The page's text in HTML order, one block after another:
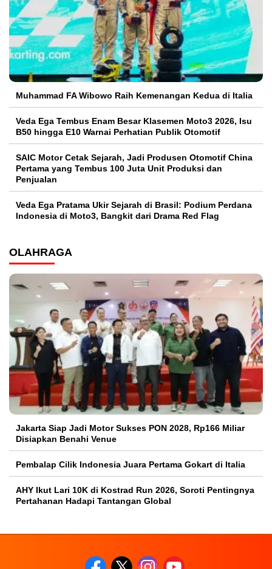
Muhammad FA Wibowo Raih Kemenangan Kedua di Italia
Veda Ega Tembus Enam Besar Klasemen Moto3 2026, Isu
B50 hingga E10 Warnai Perhatian Publik Otomotif
SAIC Motor Cetak Sejarah, Jadi Produsen Otomotif China
Pertama yang Tembus 100 Juta Unit Produksi dan
Penjualan
Veda Ega Pratama Ukir Sejarah di Brasil: Podium Perdana
Indonesia di Moto3, Bangkit dari Drama Red Flag
OLAHRAGA
Jakarta Siap Jadi Motor Sukses PON 2028, Rp166 Miliar
Disiapkan Benahi Venue
Pembalap Cilik Indonesia Juara Pertama Gokart di Italia
AHY Ikut Lari 10K di Kostrad Run 2026, Soroti Pentingnya
Pertahanan Hadapi Tantangan Global